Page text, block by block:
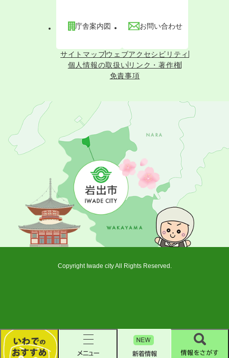
い 情
庁舎案内図 お問い合わせ
サイトマップウェブアクセシビリティ
個人情報の取扱い リンク・著作権
免責事項
Copyright Iwade city All Rights Reserved.